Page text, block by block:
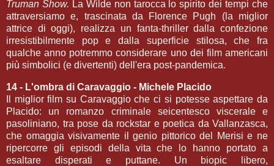
Truman Show. La Wilde non tarocca lo spirito dei tempi che
attraversiamo e, trascinata da Florence Pugh (la miglior
attrice di oggi), realizza un fanta-thriller dalla confezione
irresistibilmente pop e dalla superficie stilosa, che fra
qualche anno potremmo considerare uno dei film americani
più simbolici (e divertenti) dell'era post-pandemica.
14 - L'ombra di Caravaggio - Michele Placido
Il miglior film su Caravaggio che ci si potesse aspettare da
Placido: un romanzo criminale seicentesco viscerale e
pasoliniano, tra pose da rockstar e poetica da Vallanzasca,
che omaggia visivamente il genio pittorico del Merisi e ne
ripercorre gli episodi della vita che lo hanno portato a
esaltare disperati e puttane. Un biopic libero,